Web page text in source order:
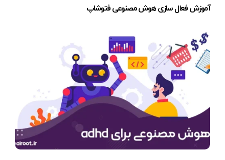
آموزش فعال سازی هوش مصنوعی فتوشاپ